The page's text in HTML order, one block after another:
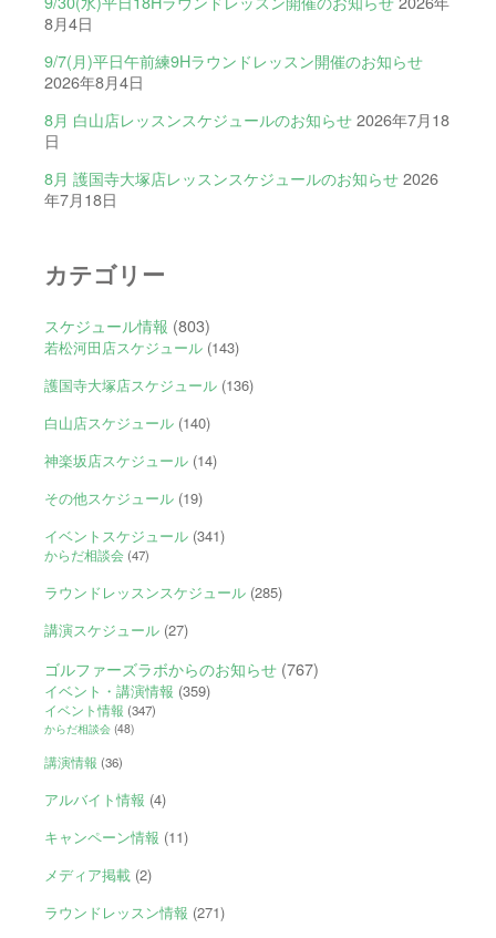
8月4日
9/7(月)平日午前練9Hラウンドレッスン開催のお知らせ
2026年8月4日
8月 白山店レッスンスケジュールのお知らせ 2026年7月18
日
8月 護国寺大塚店レッスンスケジュールのお知らせ 2026
年7月18日
カテゴリー
スケジュール情報 (803)
若松河田店スケジュール(143)
護国寺大塚店スケジュール(136)
白山店スケジュール(140)
神楽坂店スケジュール(14)
その他スケジュール(19)
イベントスケジュール(341)
からだ相談会(47)
ラウンドレッスンスケジュール(285)
講演スケジュール(27)
ゴルファーズラボからのお知らせ(767)
イベント・講演情報 (359)
イベント情報 (347)
からだ相談会(48)
講演情報 (36)
アルバイト情報 (4)
キャンペーン情報 (11)
メディア掲載(2)
ラウンドレッスン情報 (271)